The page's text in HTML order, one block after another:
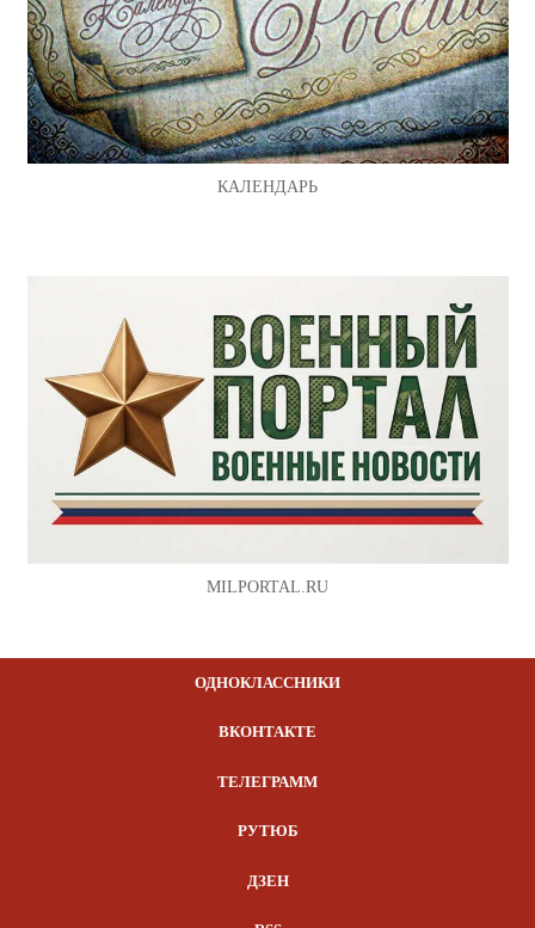
КАЛЕНДАРЬ
MILPORTAL.RU
ОДНОКЛАССНИКИ
ВКОНТАКТЕ
ТЕЛЕГРАММ
РУТЮБ
ДЗЕН